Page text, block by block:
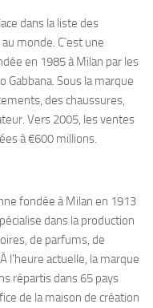
dans la liste des
monde. C`est une
en 1985 à Milan par les
Sous la marque
des chaussures,
Vers 2005, les ventes
à €600 millions.
fondée à Milan en 1913
dans la production
de parfums, de
l’heure actuelle, la marque
répartis dans 65 pays
de la maison de création